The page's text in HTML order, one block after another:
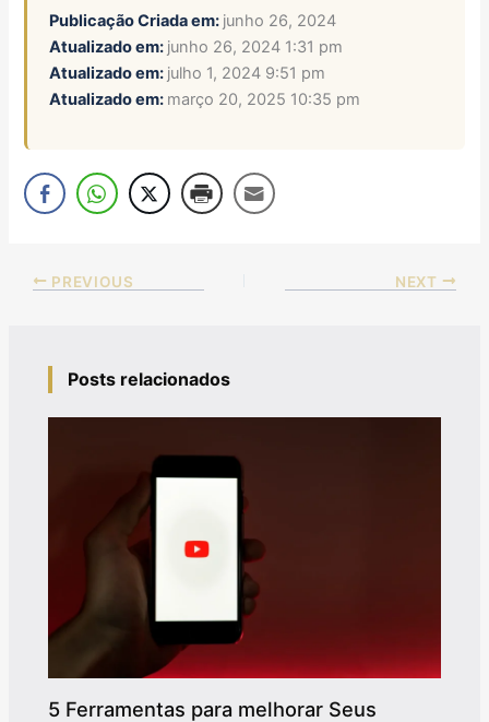
Publicação Criada em: junho 26, 2024
Atualizado em: junho 26, 2024 1:31 pm
Atualizado em: julho 1, 2024 9:51 pm
Atualizado em: março 20, 2025 10:35 pm
PREVIOUS NEXT
Posts relacionados
5 Ferramentas para melhorar Seus